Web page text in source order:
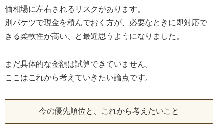
価相場に左右されるリスクがあります。
別バケツで現金を積んでおく方が、必要なときに即対応で
きる柔軟性が高い、と最近思うようになりました。
まだ具体的な金額は試算できていません。
ここはこれから考えていきたい論点です。
今の優先順位と、これから考えたいこと